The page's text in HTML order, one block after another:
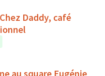
Daddy, café
au square Eugénie